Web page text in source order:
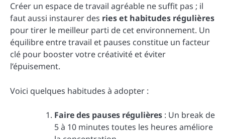
Créer un espace de travail agréable ne suffit pas ; il
faut aussi instaurer des ries et habitudes régulières
pour tirer le meilleur parti de cet environnement. Un
équilibre entre travail et pauses constitue un facteur
clé pour booster votre créativité et éviter
l’épuisement.
Voici quelques habitudes à adopter :
Faire des pauses régulières : Un break de
5 à 10 minutes toutes les heures améliore